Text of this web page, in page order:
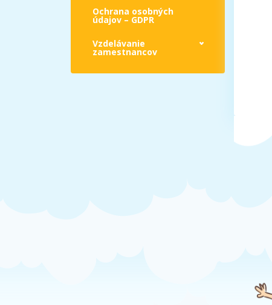
Ochrana osobných
údajov – GDPR
Vzdelávanie
zamestnancov